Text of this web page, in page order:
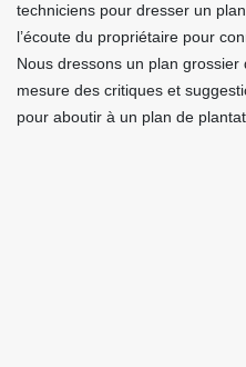
techniciens pour dresser un
l’écoute du propriétaire pour
Nous dressons un plan
mesure des critiques et
pour aboutir à un plan de